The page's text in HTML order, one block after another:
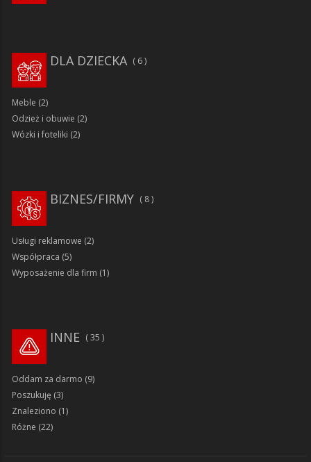
6
DLA DZIECKA
Meble (2)
Odzież i obuwie (2)
Wózki i foteliki (2)
8
BIZNES/FIRMY
Usługi reklamowe (2)
Współpraca (5)
Wyposażenie dla firm (1)
35
INNE
Oddam za darmo (9)
Poszukuję (3)
Znaleziono (1)
Różne (22)